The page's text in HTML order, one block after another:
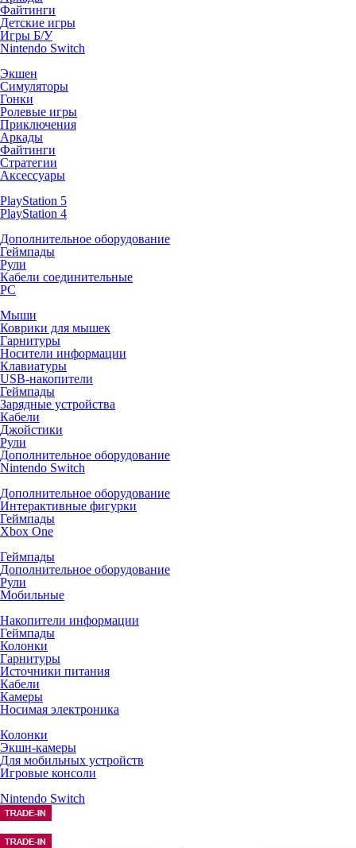
Файтинги
Детские игры
Игры Б/У
Nintendo Switch
Экшен
Симуляторы
Гонки
Ролевые игры
Приключения
Аркады
Файтинги
Стратегии
Аксессуары
PlayStation 5
PlayStation 4
Дополнительное оборудование
Геймпады
Рули
Кабели соединительные
PC
Мыши
Коврики для мышек
Гарнитуры
Носители информации
Клавиатуры
USB-накопители
Геймпады
Зарядные устройства
Кабели
Джойстики
Рули
Дополнительное оборудование
Nintendo Switch
Дополнительное оборудование
Интерактивные фигурки
Геймпады
Xbox One
Геймпады
Дополнительное оборудование
Рули
Мобильные
Накопители информации
Геймпады
Колонки
Гарнитуры
Источники питания
Кабели
Камеры
Носимая электроника
Колонки
Экшн-камеры
Для мобильных устройств
Игровые консоли
Nintendo Switch